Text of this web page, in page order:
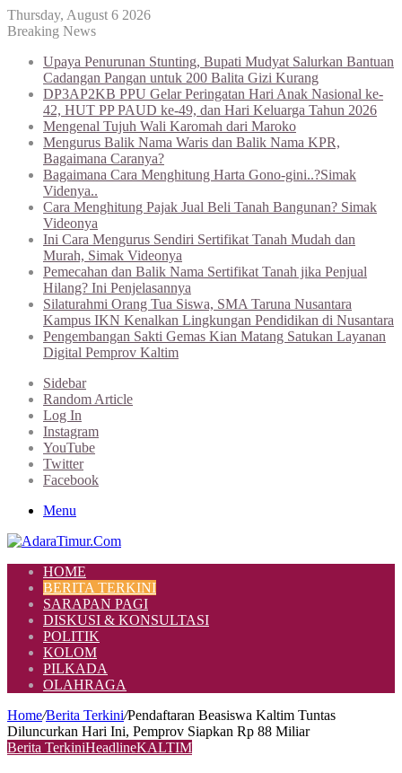
Thursday, August 6 2026
Breaking News
Upaya Penurunan Stunting, Bupati Mudyat Salurkan Bantuan
Cadangan Pangan untuk 200 Balita Gizi Kurang
DP3AP2KB PPU Gelar Peringatan Hari Anak Nasional ke-
42, HUT PP PAUD ke-49, dan Hari Keluarga Tahun 2026
Mengenal Tujuh Wali Karomah dari Maroko
Mengurus Balik Nama Waris dan Balik Nama KPR,
Bagaimana Caranya?
Bagaimana Cara Menghitung Harta Gono-gini..?Simak
Videnya..
Cara Menghitung Pajak Jual Beli Tanah Bangunan? Simak
Videonya
Ini Cara Mengurus Sendiri Sertifikat Tanah Mudah dan
Murah, Simak Videonya
Pemecahan dan Balik Nama Sertifikat Tanah jika Penjual
Hilang? Ini Penjelasannya
Silaturahmi Orang Tua Siswa, SMA Taruna Nusantara
Kampus IKN Kenalkan Lingkungan Pendidikan di Nusantara
Pengembangan Sakti Gemas Kian Matang Satukan Layanan
Digital Pemprov Kaltim
Sidebar
Random Article
Log In
Instagram
YouTube
Twitter
Facebook
Menu
HOME
BERITA TERKINI
SARAPAN PAGI
DISKUSI & KONSULTASI
POLITIK
KOLOM
PILKADA
OLAHRAGA
Home/Berita Terkini/Pendaftaran Beasiswa Kaltim Tuntas
Diluncurkan Hari Ini, Pemprov Siapkan Rp 88 Miliar
Berita TerkiniHeadlineKALTIM